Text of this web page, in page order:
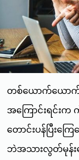
တစ်ယောက်ယော
အကြောင်းရင်းက
တောင်းပန်ပြီးက
ဘဲအသားလွတ်မုန်း